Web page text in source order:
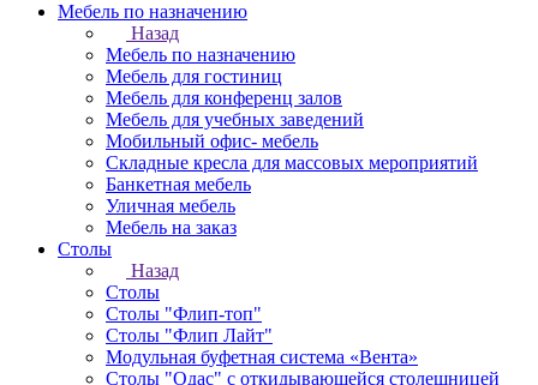
Мебель по назначению
Назад
Мебель по назначению
Мебель для гостиниц
Мебель для конференц залов
Мебель для учебных заведений
Мобильный офис- мебель
Складные кресла для массовых мероприятий
Банкетная мебель
Уличная мебель
Мебель на заказ
Столы
Назад
Столы
Столы "Флип-топ"
Столы "Флип Лайт"
Модульная буфетная система «Вента»
Столы "Одас" с откидывающейся столешницей